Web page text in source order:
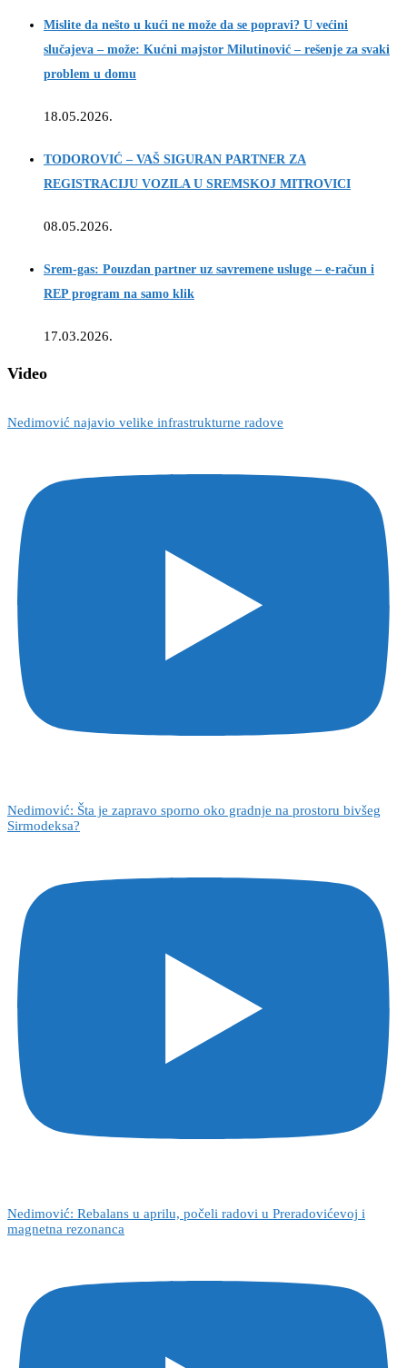
Mislite da nešto u kući ne može da se popravi? U većini
slučajeva – može: Kućni majstor Milutinović – rešenje za svaki
problem u domu
18.05.2026.
TODOROVIĆ – VAŠ SIGURAN PARTNER ZA
REGISTRACIJU VOZILA U SREMSKOJ MITROVICI
08.05.2026.
Srem-gas: Pouzdan partner uz savremene usluge – e-račun i
REP program na samo klik
17.03.2026.
Video
Nedimović najavio velike infrastrukturne radove
Nedimović: Šta je zapravo sporno oko gradnje na prostoru bivšeg
Sirmodeksa?
Nedimović: Rebalans u aprilu, počeli radovi u Preradovićevoj i
magnetna rezonanca